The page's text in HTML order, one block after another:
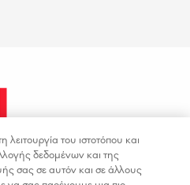
του ιστοτόπου και
δεδομένων και της
σας σε αυτόν και σε άλλους